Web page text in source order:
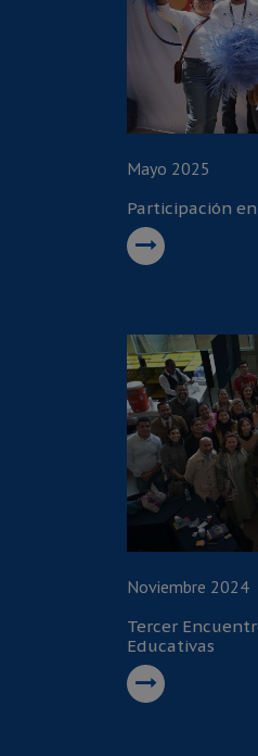
Mayo 2025
Participación en
Noviembre 2024
Tercer
Educativas